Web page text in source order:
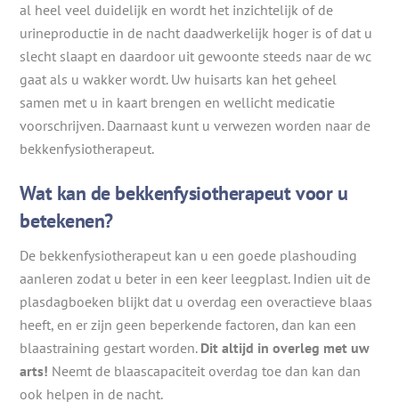
al heel veel duidelijk en wordt het inzichtelijk of de
urineproductie in de nacht daadwerkelijk hoger is of dat u
slecht slaapt en daardoor uit gewoonte steeds naar de wc
gaat als u wakker wordt. Uw huisarts kan het geheel
samen met u in kaart brengen en wellicht medicatie
voorschrijven. Daarnaast kunt u verwezen worden naar de
bekkenfysiotherapeut.
Wat kan de bekkenfysiotherapeut voor u
betekenen?
De bekkenfysiotherapeut kan u een goede plashouding
aanleren zodat u beter in een keer leegplast. Indien uit de
plasdagboeken blijkt dat u overdag een overactieve blaas
heeft, en er zijn geen beperkende factoren, dan kan een
blaastraining gestart worden. Dit altijd in overleg met uw
arts! Neemt de blaascapaciteit overdag toe dan kan dan
ook helpen in de nacht.